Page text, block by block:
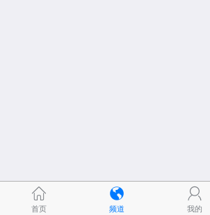
首页 频道 我的